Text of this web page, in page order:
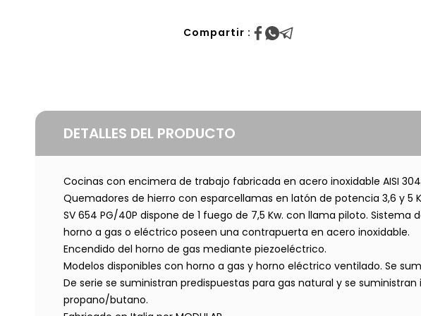
Compartir :
DETALLES DEL PRODUCTO
Cocinas con encimera de trabajo fabricada en acero inoxidable AISI
Quemadores de hierro con esparcellamas en latón de potencia 3,6 y 5
SV 654 PG/40P dispone de 1 fuego de 7,5 Kw. con llama piloto.
horno a gas o eléctrico poseen una contrapuerta en acero inoxidable.
Encendido del horno de gas mediante piezoeléctrico.
Modelos disponibles con horno a gas y horno eléctrico ventilado. Se
De serie se suministran predispuestas para gas natural y se
propano/butano.